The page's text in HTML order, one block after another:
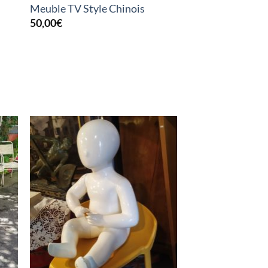
Meuble TV Style Chinois
50,00€
RUPTURE DE STOCK